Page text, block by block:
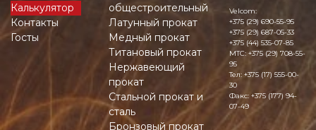
Калькулятор
Контакты
Госты
общестроительный
Латунный прокат
Медный прокат
Титановый прокат
Нержавеющий
прокат
Стальной прокат и
сталь
Бронзовый прокат
Velcom:
+375 (29) 690-55-95
+375 (29) 687-05-33
+375 (44) 535-07-85
MTC:+375 (29) 708-55-
95
Тел: +375 (17) 555-00-
30
Факс: +375 (177) 94-
07-49